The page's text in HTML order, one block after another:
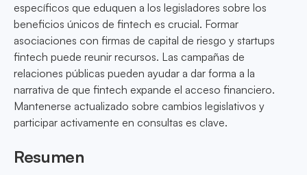
específicos que eduquen a los legisladores sobre los
beneficios únicos de fintech es crucial. Formar
asociaciones con firmas de capital de riesgo y startups
fintech puede reunir recursos. Las campañas de
relaciones públicas pueden ayudar a dar forma a la
narrativa de que fintech expande el acceso financiero.
Mantenerse actualizado sobre cambios legislativos y
participar activamente en consultas es clave.
Resumen